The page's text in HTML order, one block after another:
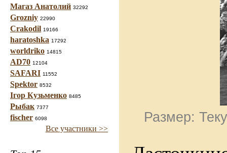
Магаз Анатолий 32292
Grozniy 22990
Crakodil 19166
haratoshka 17292
worldriko 14815
AD70 12104
SAFARI 11552
Spektor 8532
Ігор Кузьменко 8485
Рыбак 7377
fischer 6098
Все участники >>
Размер: